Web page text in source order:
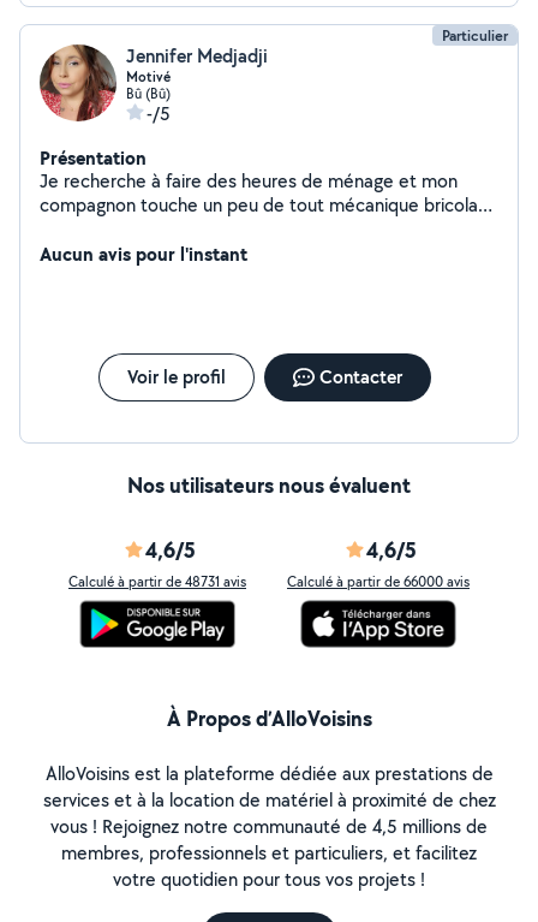
Particulier
Jennifer Medjadji
Motivé
Bû (Bû)
-/5
Présentation
Je recherche à faire des heures de ménage et mon
compagnon touche un peu de tout mécanique bricolage
Aucun avis pour l'instant
Voir le profil Contacter
Nos utilisateurs nous évaluent
4,6/5
Calculé à partir de 48731 avis
4,6/5
Calculé à partir de 66000 avis
À Propos d’AlloVoisins
AlloVoisins est la plateforme dédiée aux prestations de
services et à la location de matériel à proximité de chez
vous ! Rejoignez notre communauté de 4,5 millions de
membres, professionnels et particuliers, et facilitez
votre quotidien pour tous vos projets !